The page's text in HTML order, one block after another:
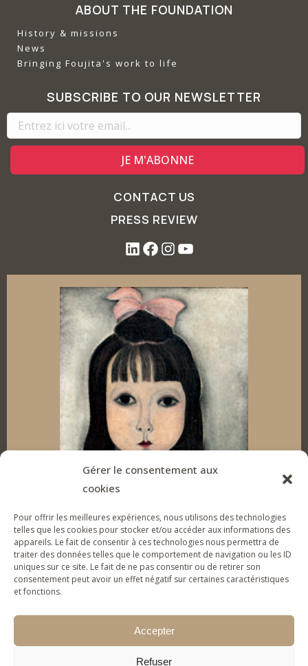
Gérer le consentement aux
cookies
Pour offrir les meilleures expériences, nous utilisons des technologies
telles que les cookies pour stocker et/ou accéder aux informations des
appareils. Le fait de consentir à ces technologies nous permettra de
traiter des données telles que le comportement de navigation ou les ID
uniques sur ce site. Le fait de ne pas consentir ou de retirer son
consentement peut avoir un effet négatif sur certaines caractéristiques
et fonctions.
Accepter
Refuser
ABOUT THE FOUNDATION
History & missions
News
Bringing Foujita's work to life
SUBSCRIBE TO OUR NEWSLETTER
CONTACT US
PRESS REVIEW
L
i
n
k
e
d
I
n
F
a
c
e
b
o
o
k
I
n
s
t
a
g
r
a
o
u
T
u
b
e
SUPPORT THE FOUNDATION
To give tools of artistic expression to vulnerable
young people & families and help them (re)gain
MAKE A DONATION